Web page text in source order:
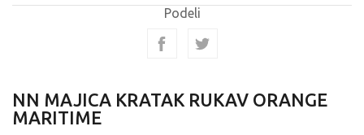
Podeli
NN MAJICA KRATAK RUKAV ORANGE
MARITIME